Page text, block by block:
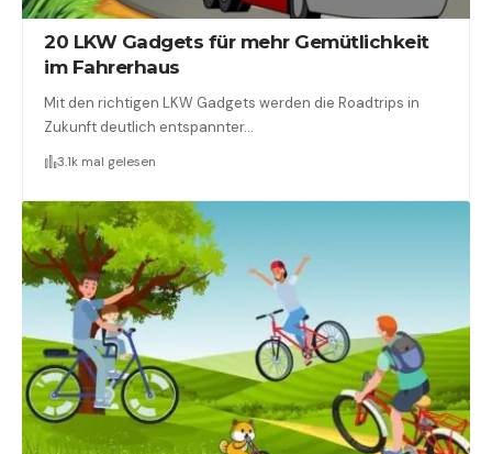
20 LKW Gadgets für mehr Gemütlichkeit
im Fahrerhaus
Mit den richtigen LKW Gadgets werden die Roadtrips in
Zukunft deutlich entspannter…
3.1k mal gelesen